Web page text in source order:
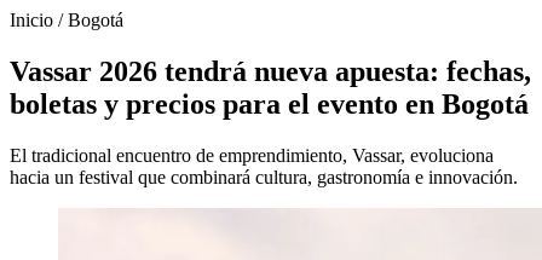
Inicio /Bogotá
Vassar 2026 tendrá nueva apuesta: fechas,
boletas y precios para el evento en Bogotá
El tradicional encuentro de emprendimiento, Vassar, evoluciona
hacia un festival que combinará cultura, gastronomía e innovación.